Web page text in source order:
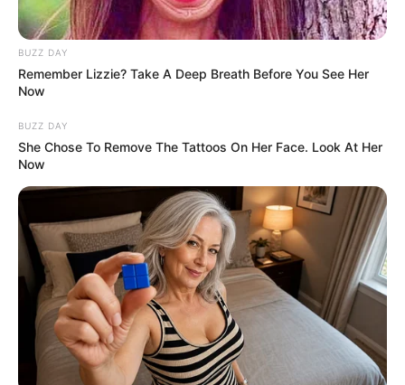
BUZZ DAY
Remember Lizzie? Take A Deep Breath Before You See Her
Now
BUZZ DAY
She Chose To Remove The Tattoos On Her Face. Look At Her
Now